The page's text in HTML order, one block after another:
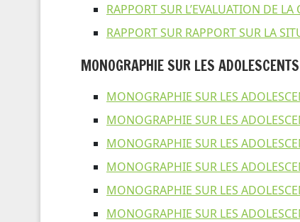
RAPPORT SUR L’EVALUATION DE
RAPPORT SUR RAPPORT SUR LA
MONOGRAPHIE SUR LES
MONOGRAPHIE SUR LES
MONOGRAPHIE SUR LES
MONOGRAPHIE SUR LES
MONOGRAPHIE SUR LES
MONOGRAPHIE SUR LES
MONOGRAPHIE SUR LES